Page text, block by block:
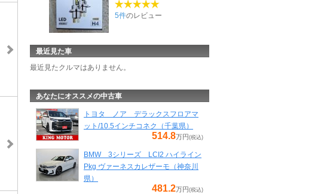
5件のレビュー
最近見た車
最近見たクルマはありません。
あなたにオススメの中古車
トヨタ ノア デラックスフロアマ
ット/10.5インチコネク（千葉県）
514.8万円(税込)
BMW 3シリーズ LCI2 ハイライン
Pkg ヴァーネスカレザーモ（神奈川
県）
481.2万円(税込)